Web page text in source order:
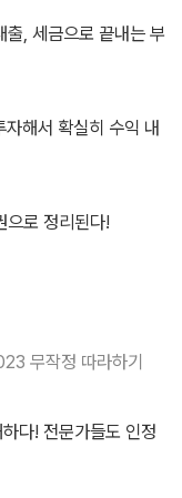
, 세금으로 끝내는 부
해서 확실히 수익 내
으로 정리된다!
무작정 따라하기
다! 전문가들도 인정